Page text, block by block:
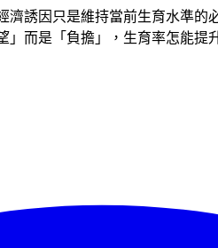
誘因只是維持當前生育水準
而是「負擔」，生育率怎能提